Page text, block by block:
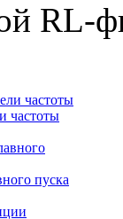
RL-
частоты
пуска